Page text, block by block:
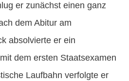
er zunächst einen ganz
dem Abitur am
absolvierte er ein
dem ersten Staatsexamen
Laufbahn verfolgte er